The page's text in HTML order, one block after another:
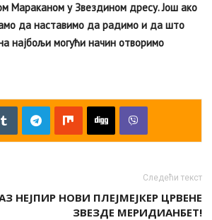
Мараканом у Звездином дресу. Још ако
да наставимо да радимо и да што
најбољи могући начин отворимо
Следећи текст
НЕЈПИР НОВИ ПЛЕЈМЕЈКЕР ЦРВЕНЕ
ЗВЕЗДЕ МЕРИДИАНБЕТ!